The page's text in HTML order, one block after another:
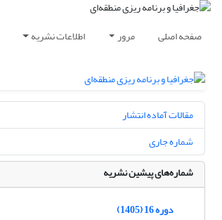
صفحه اصلی مرور اطلاعات نشریه
مقالات آماده انتشار
شماره جاری
شماره‌های پیشین نشریه
دوره 16 (1405)